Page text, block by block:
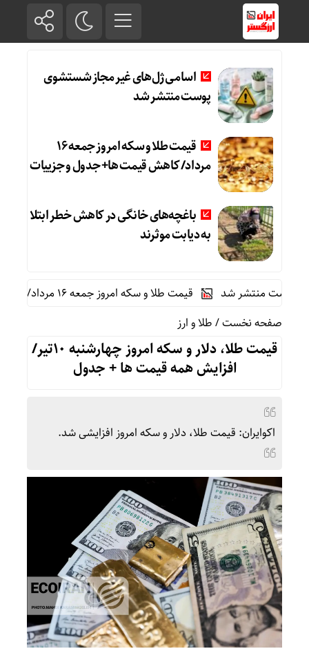
اسامی ژل‌های غیر مجاز شستشوی
پوست منتشر شد
قیمت طلا و سکه امروز جمعه ۱۶
مرداد/ کاهش قیمت ها+ جدول و جزییات
باغچه‌های خانگی در کاهش خطر ابتلا
به دیابت موثرند
منتشر شد
قیمت طلا و سکه امروز جمعه ۱۶ مرداد/ کاهش قیمت ها+ جدول و جزییات
صفحه نخست/طلا و ارز
قیمت طلا، دلار و سکه امروز چهارشنبه 10تیر/
افزایش همه قیمت ها + جدول
اکوایران: قیمت طلا، دلار و سکه امروز افزایشی شد.